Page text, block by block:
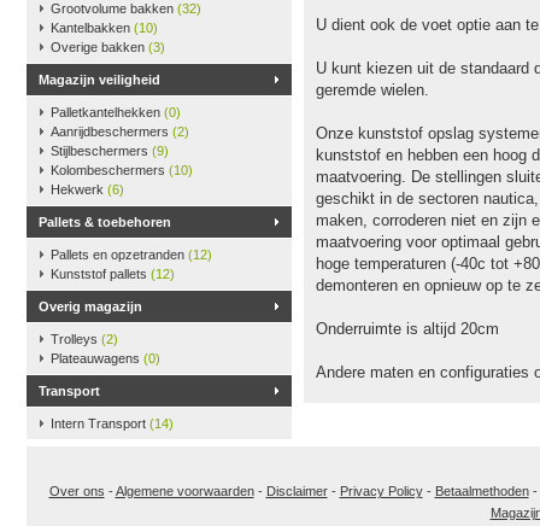
Grootvolume bakken (32)
Kantelbakken (10)
Overige bakken (3)
Magazijn veiligheid
Palletkantelhekken (0)
Aanrijdbeschermers (2)
Stijlbeschermers (9)
Kolombeschermers (10)
Hekwerk (6)
Pallets & toebehoren
Pallets en opzetranden (12)
Kunststof pallets (12)
Overig magazijn
Trolleys (2)
Plateauwagens (0)
Transport
Intern Transport (14)
U dient ook de voet optie aan
U kunt kiezen uit de standaard
geremde wielen.
Onze kunststof opslag
kunststof en hebben een hoog
maatvoering. De stellingen
geschikt in de sectoren
maken, corroderen niet en zijn
maatvoering voor optimaal
hoge temperaturen (-40c tot
demonteren en opnieuw op te
Onderruimte is altijd 20cm
Andere maten en configuraties
Over ons -Algemene voorwaarden- Disclaimer- Privacy Policy- Betaalmethoden-